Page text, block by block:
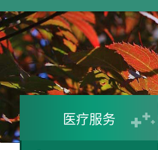
医疗服务